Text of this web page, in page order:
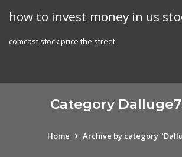
how to invest money in us
comcast stock price the street
Category
Home Archive by category